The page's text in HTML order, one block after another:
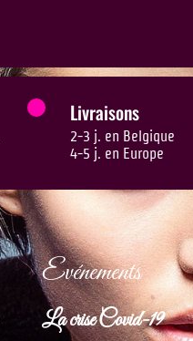
Livraisons
2-3 j. en Belgique
4-5 j. en Europe
Evénements
La crise Covid-19